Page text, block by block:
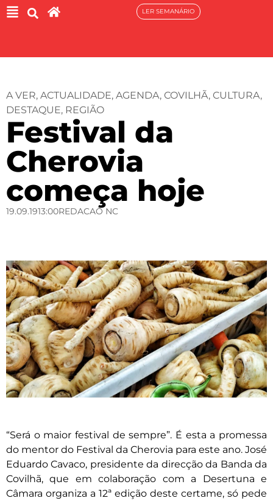
LER SEMANÁRIO
A VER, ACTUALIDADE, AGENDA, COVILHÃ, CULTURA,
DESTAQUE, REGIÃO
Festival da
Cherovia
começa hoje
19.09.1913:00REDACAO NC
“Será o maior festival de sempre”. É esta a promessa
do mentor do Festival da Cherovia para este ano. José
Eduardo Cavaco, presidente da direcção da Banda da
Covilhã, que em colaboração com a Desertuna e
Câmara organiza a 12ª edição deste certame, só pede